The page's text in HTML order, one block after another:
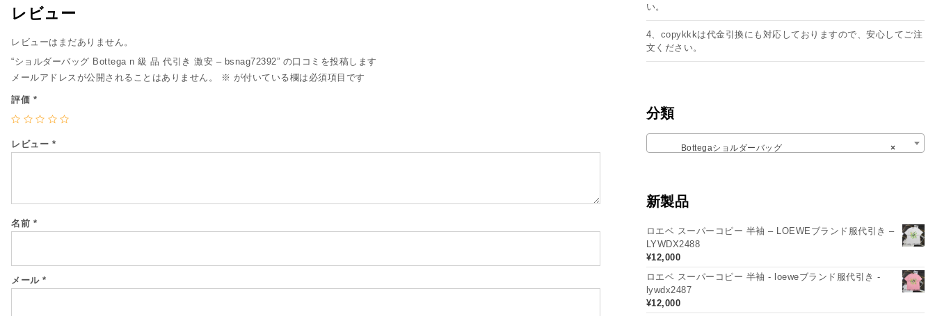
レビュー
レビューはまだありません。
“ショルダーバッグ Bottega n 級 品 代引き 激安 – bsnag72392” の口コミを投稿します
メールアドレスが公開されることはありません。
※ が付いている欄は必須項目です
評価 *
レビュー *
名前 *
メール *
い。
4、copykkkは代金引換にも対応しておりますので、安心してご注
文ください。
分類
×
Bottegaショルダーバッグ
新製品
ロエベ スーパーコピー 半袖 – LOEWEブランド服代引き –
LYWDX2488
¥12,000
ロエベ スーパーコピー 半袖 - loeweブランド服代引き -
lywdx2487
¥12,000